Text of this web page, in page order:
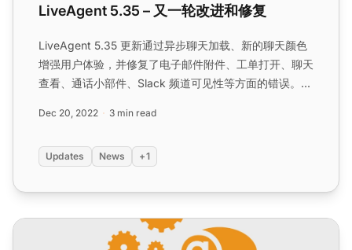
LiveAgent 5.35 – 又一轮改进和修复
LiveAgent 5.35 更新通过异步聊天加载、新的聊天颜色
增强用户体验，并修复了电子邮件附件、工单打开、聊天
查看、通话小部件、Slack 频道可见性等方面的错误。...
Dec 20, 2022 3 min read
Updates News +1
LiveAgent 5.34 – 带来众多改进